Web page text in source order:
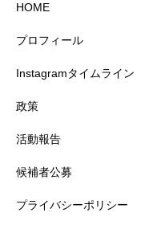
HOME
プロフィール
Instagramタイムライン
政策
活動報告
候補者公募
プライバシーポリシー